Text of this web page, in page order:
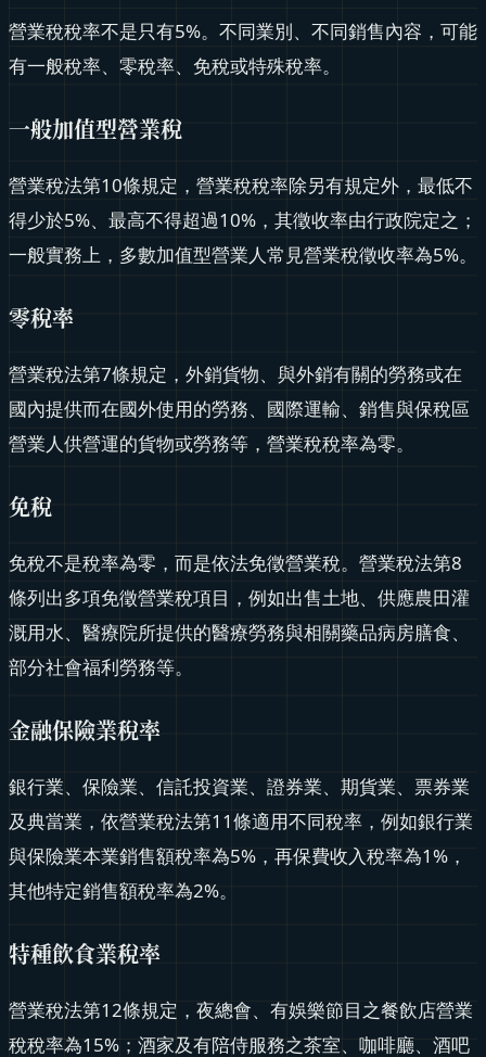
營業稅稅率不是只有5%。不同業別、不同銷售內容，可能
有一般稅率、零稅率、免稅或特殊稅率。
一般加值型營業稅
營業稅法第10條規定，營業稅稅率除另有規定外，最低不
得少於5%、最高不得超過10%，其徵收率由行政院定之；
一般實務上，多數加值型營業人常見營業稅徵收率為5%。
零稅率
營業稅法第7條規定，外銷貨物、與外銷有關的勞務或在
國內提供而在國外使用的勞務、國際運輸、銷售與保稅區
營業人供營運的貨物或勞務等，營業稅稅率為零。
免稅
免稅不是稅率為零，而是依法免徵營業稅。營業稅法第8
條列出多項免徵營業稅項目，例如出售土地、供應農田灌
溉用水、醫療院所提供的醫療勞務與相關藥品病房膳食、
部分社會福利勞務等。
金融保險業稅率
銀行業、保險業、信託投資業、證券業、期貨業、票券業
及典當業，依營業稅法第11條適用不同稅率，例如銀行業
與保險業本業銷售額稅率為5%，再保費收入稅率為1%，
其他特定銷售額稅率為2%。
特種飲食業稅率
營業稅法第12條規定，夜總會、有娛樂節目之餐飲店營業
稅稅率為15%；酒家及有陪侍服務之茶室、咖啡廳、酒吧